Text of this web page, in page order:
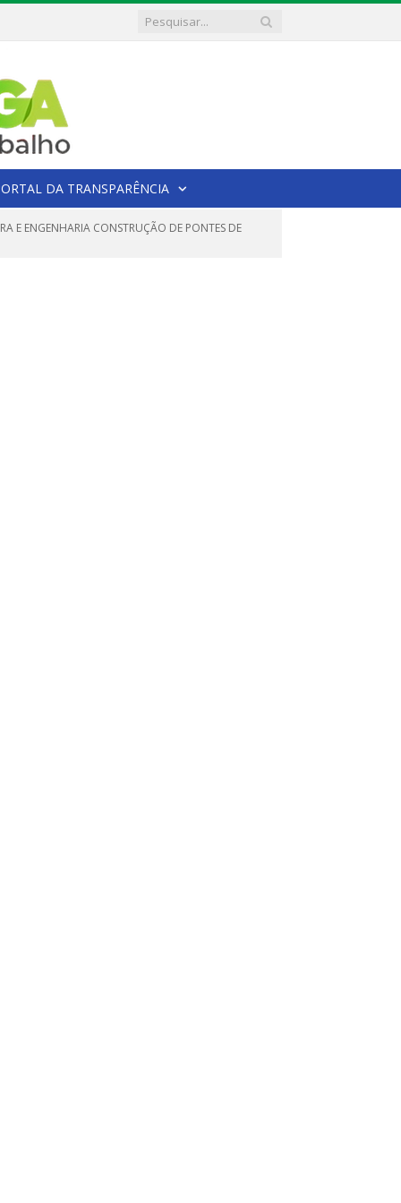
DA TRANSPARÊNCIA
E ENGENHARIA CONSTRUÇÃO DE PONTES DE